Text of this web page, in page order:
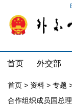
首页 外交部
首页 > 资料 > 专题
合作组织成员国总